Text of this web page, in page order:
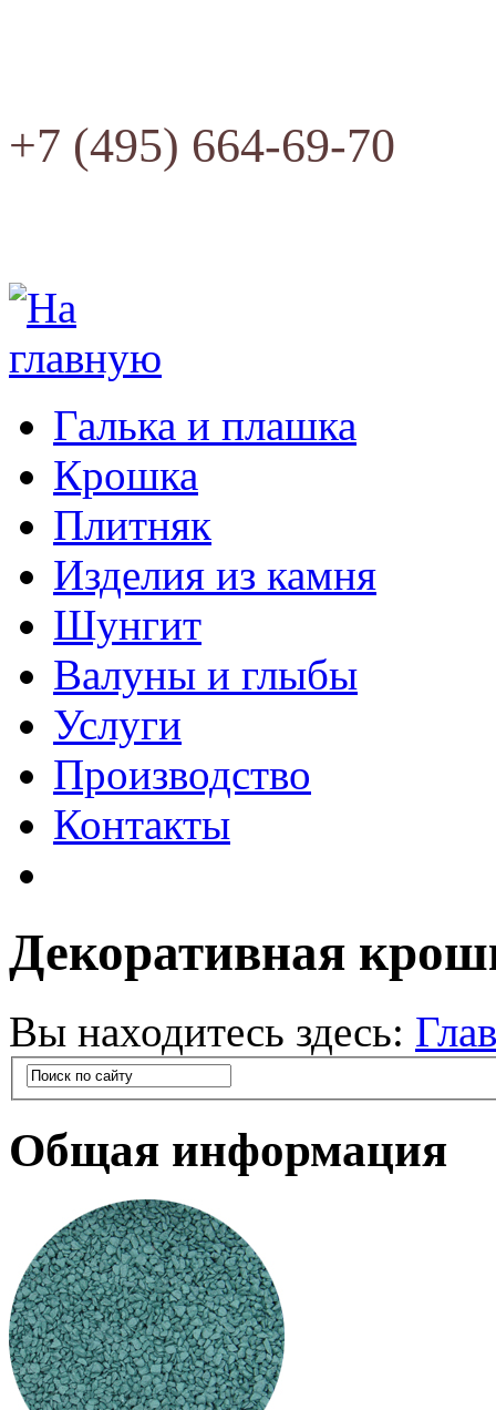
+7 (495) 664-69-70
Галька и плашка
Крошка
Плитняк
Изделия из камня
Шунгит
Валуны и глыбы
Услуги
Производство
Контакты
Декоративная
Вы находитесь здесь:
Общая информация